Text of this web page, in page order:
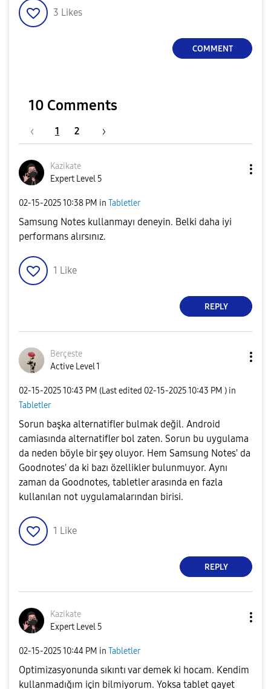
3 Likes
COMMENT
10 Comments
1 2
Kazikate
Expert Level 5
‎02-15-202510:38 PM in Tabletler
Samsung Notes kullanmayı deneyin. Belki daha iyi
performans alırsınız.
1 Like
REPLY
Berçeste
Active Level 1
‎02-15-202510:43 PM (Last edited ‎02-15-202510:43 PM ) in
Tabletler
Sorun başka alternatifler bulmak değil. Android
camiasında alternatifler bol zaten. Sorun bu uygulama
da neden böyle bir şey oluyor. Hem Samsung Notes' da
Goodnotes' da ki bazı özellikler bulunmuyor. Aynı
zaman da Goodnotes, tabletler arasında en fazla
kullanılan not uygulamalarından birisi.
1 Like
REPLY
Kazikate
Expert Level 5
‎02-15-202510:44 PM in Tabletler
Optimizasyonunda sıkıntı var demek ki hocam. Kendim
kullanmadığım için bilmiyorum. Yoksa tablet gayet